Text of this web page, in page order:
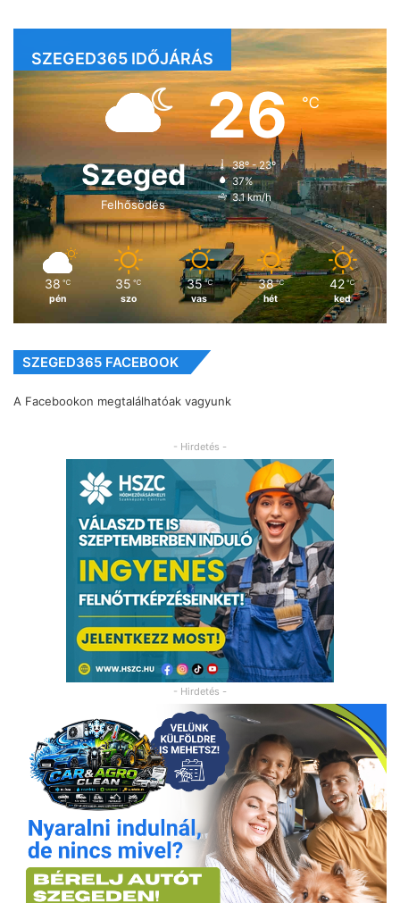
SZEGED365 IDŐJÁRÁS
Szeged
Felhősödés
26℃
38º - 23º
37%
3.1 km/h
38 ℃
pén
35 ℃
szo
35 ℃
vas
38 ℃
hét
42 ℃
ked
SZEGED365 FACEBOOK
A Facebookon megtalálhatóak vagyunk
- Hirdetés -
- Hirdetés -